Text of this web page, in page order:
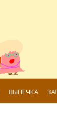
ВЫПЕЧКА